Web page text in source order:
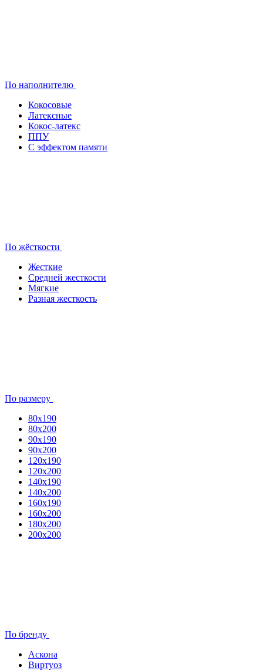
По наполнителю
Кокосовые
Латексные
Кокос-латекс
ППУ
С эффектом памяти
По жёсткости
Жесткие
Средней жесткости
Мягкие
Разная жесткость
По размеру
80x190
80х200
90х190
90х200
120х190
120х200
140х190
140х200
160х190
160х200
180х200
200х200
По бренду
Аскона
Виртуоз